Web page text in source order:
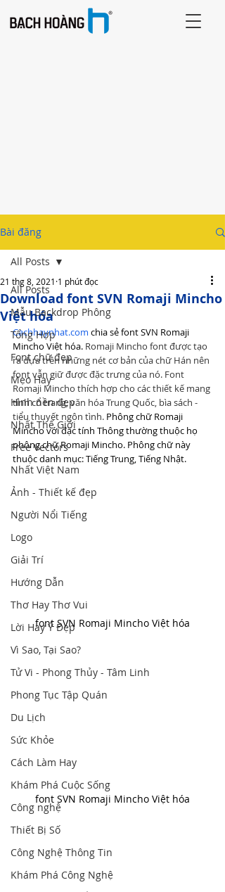
Bài đăng
All Posts
Mẫu Backdrop Phông
Tổng Hợp
Font chữ đẹp
Mẹo Hay
Hình nền đẹp
Nhất Thế Giới
Free Vectors
Nhất Việt Nam
Ảnh - Thiết kế đẹp
Người Nổi Tiếng
Logo
Giải Trí
Hướng Dẫn
Thơ Hay Thơ Vui
Lời Hay Ý Đẹp
Vì Sao, Tại Sao?
Tử Vi - Phong Thủy - Tâm Linh
Phong Tục Tập Quán
Du Lịch
Sức Khỏe
Cách Làm Hay
Khám Phá Cuộc Sống
Công nghệ
Thiết Bị Số
Công Nghệ Thông Tin
Khám Phá Công Nghệ
All Posts
Download font SVN Romaji Mincho
Việt hóa
21 thg 8, 2021 1 phút đọc
Cachhaynhat.com chia sẻ font SVN Romaji
Mincho Việt hóa. Romaji Mincho font được tạo
ra dựa trên những nét cơ bản của chữ Hán nên
font vẫn giữ được đặc trưng của nó. Font
Romaji Mincho thích hợp cho các thiết kế mang
tính cổ trang, văn hóa Trung Quốc, bìa sách -
tiểu thuyết ngôn tình. Phông chữ Romaji
Mincho với đặc tính Thông thường thuộc họ
phông chữ Romaji Mincho. Phông chữ này
thuộc danh mục: Tiếng Trung, Tiếng Nhật.
font SVN Romaji Mincho Việt hóa
font SVN Romaji Mincho Việt hóa